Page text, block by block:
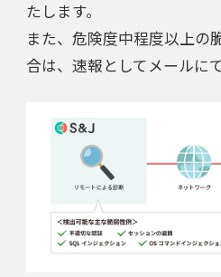
たします。
また、危険度中程度以上の
合は、速報としてメールに